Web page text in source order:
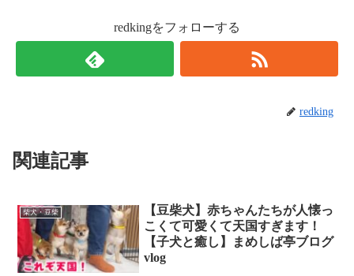
redkingをフォローする
redking
関連記事
柴犬・豆柴
【豆柴犬】赤ちゃんたちが人懐っ
こくて可愛くて天国すぎます！
【子犬と癒し】まめしば亭ブログ
vlog